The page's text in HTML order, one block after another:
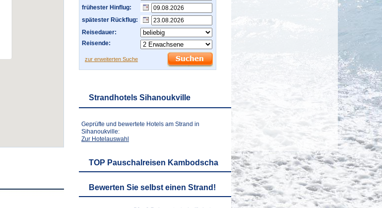
frühester Hinflug:
spätester Rückflug:
Reisedauer:
Reisende:
zur erweiterten Suche
Strandhotels Sihanoukville
Geprüfte und bewertete Hotels am Strand in
Sihanoukville:
Zur Hotelauswahl
TOP Pauschalreisen Kambodscha
Bewerten Sie selbst einen Strand!